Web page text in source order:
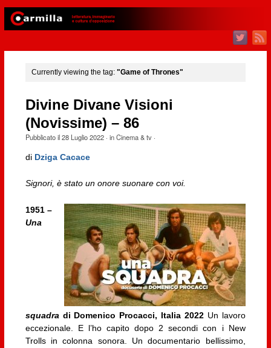
Currently viewing the tag: "Game of Thrones"
Divine Divane Visioni
(Novissime) – 86
Pubblicato il28 Luglio 2022· inCinema & tv·
di Dziga Cacace
Signori, è stato un onore suonare con voi.
1951 –
Una
squadradi Domenico Procacci, Italia 2022 Un lavoro
eccezionale. E l’ho capito dopo 2 secondi con i New
Trolls in colonna sonora. Un documentario bellissimo,